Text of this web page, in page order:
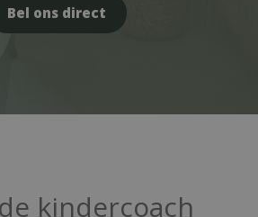
Bel ons direct
kindercoach